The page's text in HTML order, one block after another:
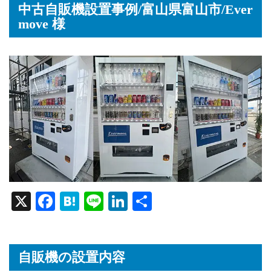
中古自販機設置事例/富山県富山市/Ever
move 様
X
Fa
bo
ok
H
en
a
Li
Li
ed
自販機の設置内容